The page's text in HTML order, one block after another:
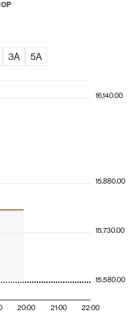
3A 5A
20:00 21:00 22:00
15,580.00
15,730.00
15,880.00
16,140.00